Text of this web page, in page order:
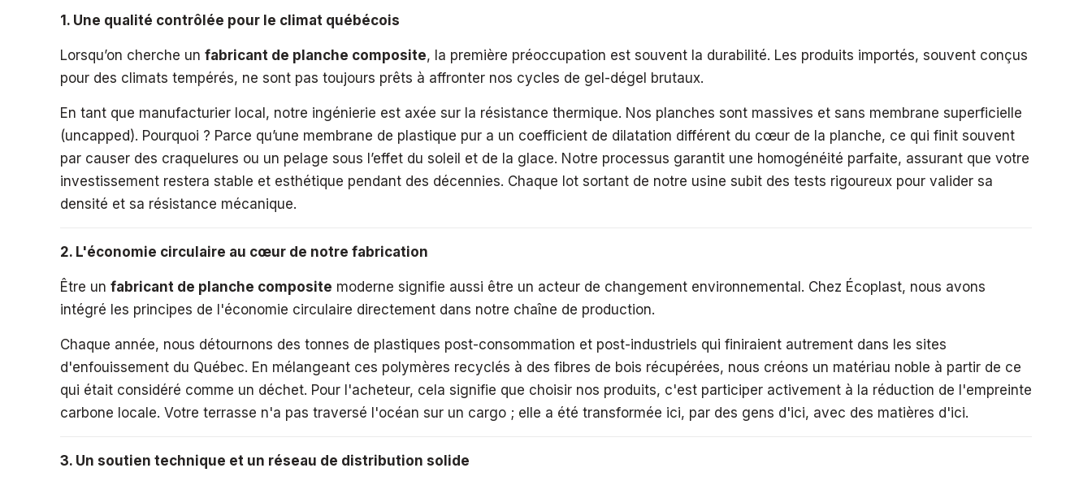
1. Une qualité contrôlée pour le climat québécois
Lorsqu’on cherche un fabricant de planche composite, la première préoccupation est souvent la durabilité. Les produits importés, souvent conçus
pour des climats tempérés, ne sont pas toujours prêts à affronter nos cycles de gel-dégel brutaux.
En tant que manufacturier local, notre ingénierie est axée sur la résistance thermique. Nos planches sont massives et sans membrane superficielle
(uncapped). Pourquoi ? Parce qu’une membrane de plastique pur a un coefficient de dilatation différent du cœur de la planche, ce qui finit souvent
par causer des craquelures ou un pelage sous l’effet du soleil et de la glace. Notre processus garantit une homogénéité parfaite, assurant que votre
investissement restera stable et esthétique pendant des décennies. Chaque lot sortant de notre usine subit des tests rigoureux pour valider sa
densité et sa résistance mécanique.
2. L'économie circulaire au cœur de notre fabrication
Être un fabricant de planche composite moderne signifie aussi être un acteur de changement environnemental. Chez Écoplast, nous avons
intégré les principes de l'économie circulaire directement dans notre chaîne de production.
Chaque année, nous détournons des tonnes de plastiques post-consommation et post-industriels qui finiraient autrement dans les sites
d'enfouissement du Québec. En mélangeant ces polymères recyclés à des fibres de bois récupérées, nous créons un matériau noble à partir de ce
qui était considéré comme un déchet. Pour l'acheteur, cela signifie que choisir nos produits, c'est participer activement à la réduction de l'empreinte
carbone locale. Votre terrasse n'a pas traversé l'océan sur un cargo ; elle a été transformée ici, par des gens d'ici, avec des matières d'ici.
3. Un soutien technique et un réseau de distribution solide